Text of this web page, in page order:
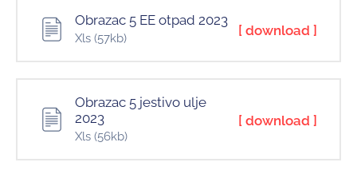
Obrazac 5 EE otpad 2023
Xls (57kb) [ download ]
Obrazac 5 jestivo ulje
2023
Xls (56kb)
[ download ]